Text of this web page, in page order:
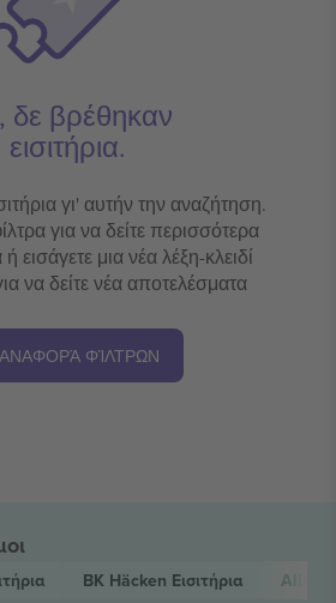
δε βρέθηκαν
εισιτήρια.
γι' αυτήν την αναζήτηση.
για να δείτε περισσότερα
εισάγετε μια νέα λέξη-κλειδί
να δείτε νέα αποτελέσματα
ΦΊΛΤΡΩΝ
BK Häcken Εισιτήρια